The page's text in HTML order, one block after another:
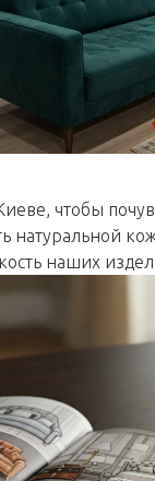
чтобы
натуральной
наших